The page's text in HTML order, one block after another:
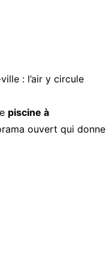
: l’air y circule
piscine à
ouvert qui donne